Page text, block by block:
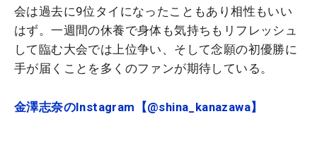
会は過去に9位タイになったこともあり相性もいい
はず。一週間の休養で身体も気持ちもリフレッシュ
して臨む大会では上位争い、そして念願の初優勝に
手が届くことを多くのファンが期待している。
金澤志奈のInstagram【@shina_kanazawa】